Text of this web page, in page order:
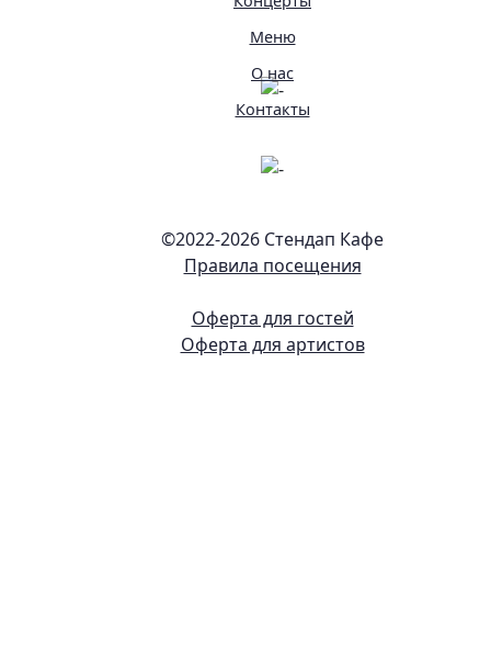
Меню
О нас
Контакты
©2022-2026 Стендап Кафе
Правила посещения
Оферта для гостей
Оферта для артистов